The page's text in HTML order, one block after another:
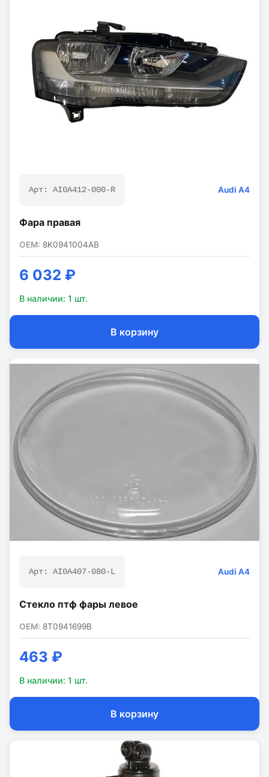
Арт: AI0A412-000-R Audi A4
Фара правая
OEM: 8K0941004AB
6 032 ₽
В наличии: 1 шт.
В корзину
Арт: AI0A407-080-L Audi A4
Стекло птф фары левое
OEM: 8T0941699B
463 ₽
В наличии: 1 шт.
В корзину